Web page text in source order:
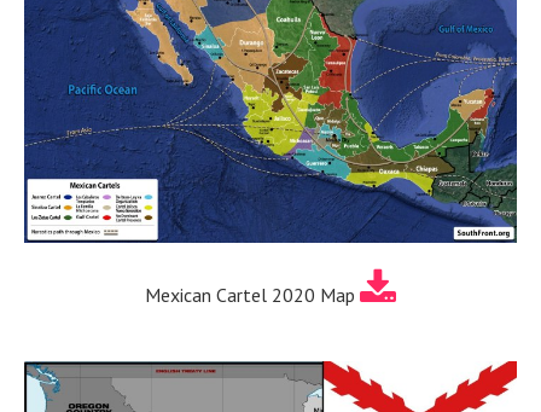
Mexican Cartel 2020 Map